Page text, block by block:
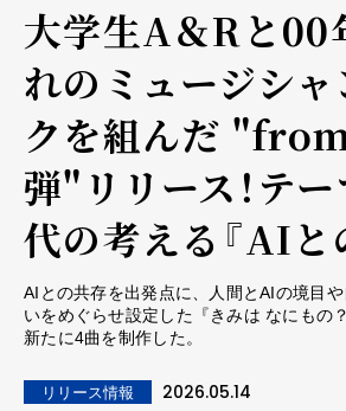
大学生A＆Rと00
れのミュージシャ
クを組んだ
弾"リリース！テ
代の考える『AIと
AIとの共存を出発点に、人間とAIの境目
いをめぐらせ設定した『きみは なにもの
新たに4曲を制作した。
リリース情報 2026.05.14